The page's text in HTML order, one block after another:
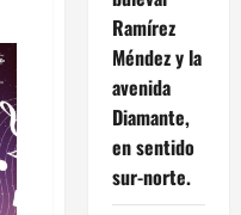
Ramírez
Méndez y la
avenida
Diamante,
en sentido
sur-norte.